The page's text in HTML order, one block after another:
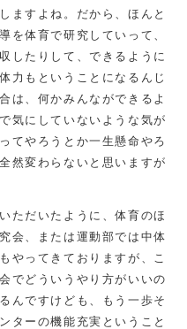
ますよね。だから、ほんと
を体育で研究していって、
したりして、できるように
力もということになるんじ
は、何かみんなができるよ
気にしていないような気が
てやろうとか一生懸命やろ
然変わらないと思いますが
だいたように、体育のほ
会、または運動部では中体
やってきておりますが、こ
でどういうやり方がいいの
んですけども、もう一歩そ
ターの機能充実ということ